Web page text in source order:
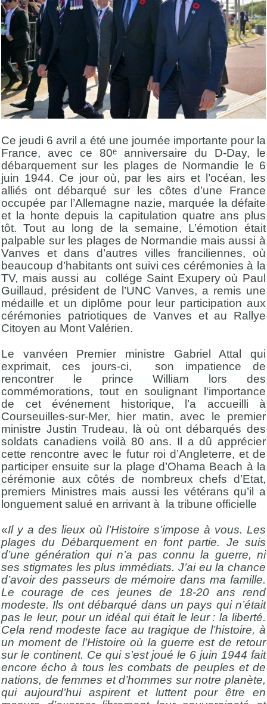
Ce jeudi 6 avril a été une journée importante pour la
France, avec ce 80ᵉ anniversaire du D-Day, le
débarquement sur les plages de Normandie le 6
juin 1944. Ce jour où, par les airs et l’océan, les
alliés ont débarqué sur les côtes d’une France
occupée par l’Allemagne nazie, marquée la défaite
et la honte depuis la capitulation quatre ans plus
tôt. Tout au long de la semaine, L’émotion était
palpable sur les plages de Normandie mais aussi à
Vanves et dans d’autres villes franciliennes, où
beaucoup d’habitants ont suivi ces cérémonies à la
TV, mais aussi au collége Saint Exupery où Paul
Guillaud, président de l’UNC Vanves, a remis une
médaille et un diplôme pour leur participation aux
cérémonies patriotiques de Vanves et au Rallye
Citoyen au Mont Valérien.
Le vanvéen Premier ministre Gabriel Attal qui
exprimait, ces jours-ci, son impatience de
rencontrer le prince William lors des
commémorations, tout en soulignant l'importance
de cet événement historique, l’a accueilli à
Courseuilles-sur-Mer, hier matin, avec le premier
ministre Justin Trudeau, là où ont débarqués des
soldats canadiens voilà 80 ans. Il a dû apprécier
cette rencontre avec le futur roi d’Angleterre, et de
participer ensuite sur la plage d’Ohama Beach à la
cérémonie aux côtés de nombreux chefs d’Etat,
premiers Ministres mais aussi les vétérans qu’il a
longuement salué en arrivant à la tribune officielle
«Il y a des lieux où l’Histoire s’impose à vous. Les
plages du Débarquement en font partie. Je suis
d’une génération qui n’a pas connu la guerre, ni
ses stigmates les plus immédiats. J’ai eu la chance
d’avoir des passeurs de mémoire dans ma famille.
Le courage de ces jeunes de 18-20 ans rend
modeste. Ils ont débarqué dans un pays qui n’était
pas le leur, pour un idéal qui était le leur : la liberté.
Cela rend modeste face au tragique de l’histoire, à
un moment de l’Histoire où la guerre est de retour
sur le continent. Ce qui s’est joué le 6 juin 1944 fait
encore écho à tous les combats de peuples et de
nations, de femmes et d’hommes sur notre planète,
qui aujourd’hui aspirent et luttent pour être en